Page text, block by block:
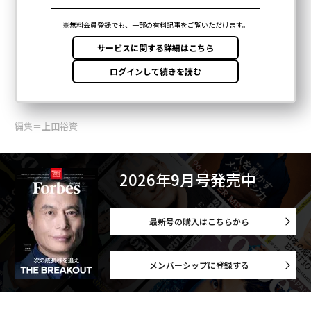
編集＝上田裕資
2026年9月号発売中
最新号の購入はこちらから
メンバーシップに登録する